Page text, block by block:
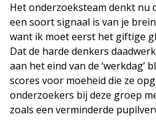
Het onderzoeksteam denkt nu
een soort signaal is van je
want ik moet eerst het giftige
Dat de harde denkers
aan het eind van de ‘werkdag’
scores voor moeheid die ze
onderzoekers bij deze groep
zoals een verminderde